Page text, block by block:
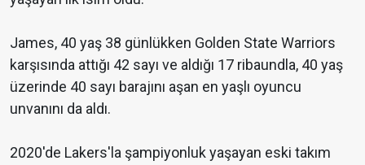
James, 40 yaş 38 günlükken Golden State Warriors
karşısında attığı 42 sayı ve aldığı 17 ribaundla, 40 yaş
üzerinde 40 sayı barajını aşan en yaşlı oyuncu
unvanını da aldı.
2020'de Lakers'la şampiyonluk yaşayan eski takım